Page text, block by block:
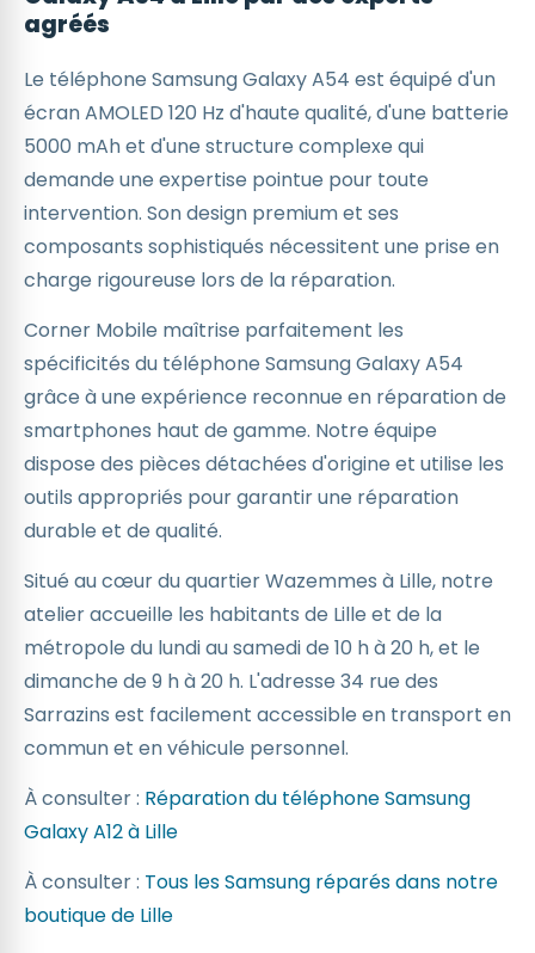
agréés
Le téléphone Samsung Galaxy A54 est équipé d'un
écran AMOLED 120 Hz d'haute qualité, d'une batterie
5000 mAh et d'une structure complexe qui
demande une expertise pointue pour toute
intervention. Son design premium et ses
composants sophistiqués nécessitent une prise en
charge rigoureuse lors de la réparation.
Corner Mobile maîtrise parfaitement les
spécificités du téléphone Samsung Galaxy A54
grâce à une expérience reconnue en réparation de
smartphones haut de gamme. Notre équipe
dispose des pièces détachées d'origine et utilise les
outils appropriés pour garantir une réparation
durable et de qualité.
Situé au cœur du quartier Wazemmes à Lille, notre
atelier accueille les habitants de Lille et de la
métropole du lundi au samedi de 10 h à 20 h, et le
dimanche de 9 h à 20 h. L'adresse 34 rue des
Sarrazins est facilement accessible en transport en
commun et en véhicule personnel.
À consulter : Réparation du téléphone Samsung
Galaxy A12 à Lille
À consulter : Tous les Samsung réparés dans notre
boutique de Lille